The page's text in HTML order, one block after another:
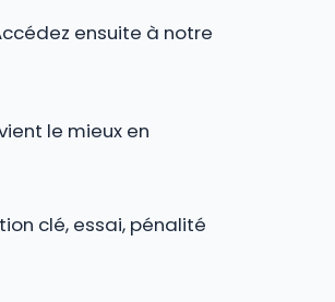
ensuite à notre
le mieux en
clé, essai, pénalité